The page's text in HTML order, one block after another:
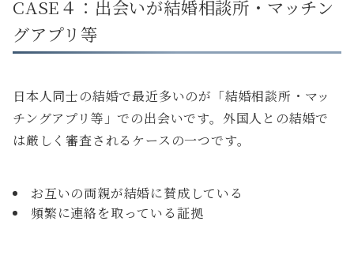
CASE４：出会いが結婚相談所・マッチン
グアプリ等
日本人同士の結婚で最近多いのが「結婚相談所・マッ
チングアプリ等」での出会いです。外国人との結婚で
は厳しく審査されるケースの一つです。
お互いの両親が結婚に賛成している
頻繁に連絡を取っている証拠